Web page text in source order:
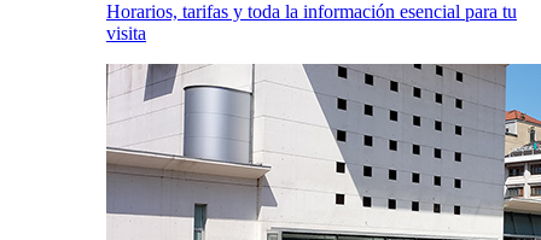
Horarios, tarifas y toda la información esencial para tu
visita